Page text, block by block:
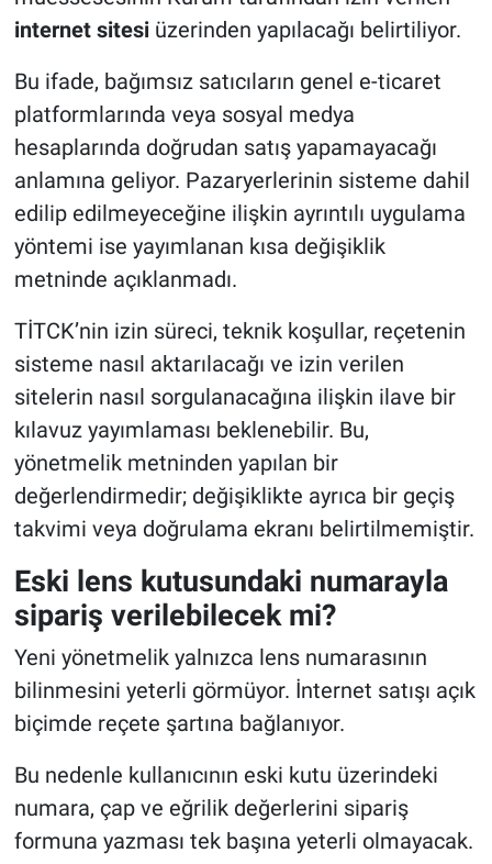
internet sitesiüzerinden yapılacağı belirtiliyor.
Bu ifade, bağımsız satıcıların genel e-ticaret
platformlarında veya sosyal medya
hesaplarında doğrudan satış yapamayacağı
anlamına geliyor. Pazaryerlerinin sisteme dahil
edilip edilmeyeceğine ilişkin ayrıntılı uygulama
yöntemi ise yayımlanan kısa değişiklik
metninde açıklanmadı.
TİTCK’nin izin süreci, teknik koşullar, reçetenin
sisteme nasıl aktarılacağı ve izin verilen
sitelerin nasıl sorgulanacağına ilişkin ilave bir
kılavuz yayımlaması beklenebilir. Bu,
yönetmelik metninden yapılan bir
değerlendirmedir; değişiklikte ayrıca bir geçiş
takvimi veya doğrulama ekranı belirtilmemiştir.
Eski lens kutusundaki numarayla
sipariş verilebilecek mi?
Yeni yönetmelik yalnızca lens numarasının
bilinmesini yeterli görmüyor. İnternet satışı açık
biçimde reçete şartına bağlanıyor.
Bu nedenle kullanıcının eski kutu üzerindeki
numara, çap ve eğrilik değerlerini sipariş
formuna yazması tek başına yeterli olmayacak.